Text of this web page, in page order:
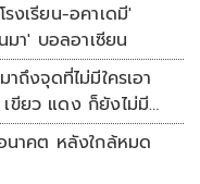
งเรียน-อคาเดมี'
า' บอลอาเซียน
ถึงจุดที่ไม่มีใครเอา
ขียว แดง ก็ยังไม่มีฟ้า
นาคต หลังใกล้หมด